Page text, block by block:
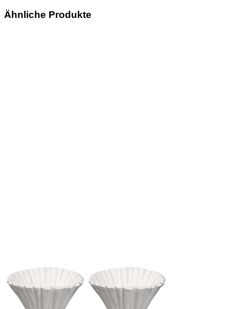
Ähnliche Produkte